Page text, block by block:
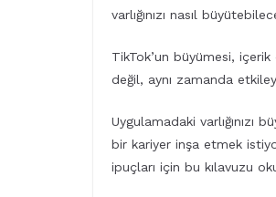
varlığınızı nasıl
TikTok’un büyümesi,
değil, aynı zamanda
Uygulamadaki
bir kariyer inşa etmek
ipuçları için bu kılavuzu